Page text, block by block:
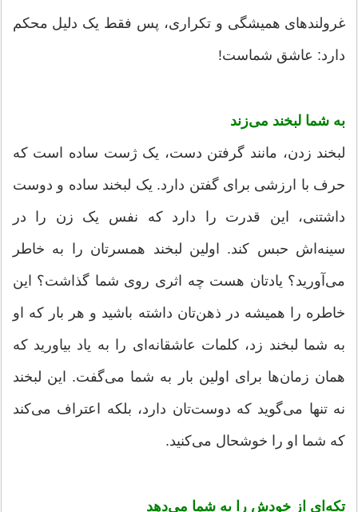
غرولندهای همیشگی و تکراری، پس فقط یک دلیل محکم
دارد: عاشق شماست!
به شما لبخند می‌زند
لبخند زدن، مانند گرفتن دست، یک ژست ساده است که
حرف با ارزشی برای گفتن دارد. یک لبخند ساده و دوست
داشتنی، این قدرت را دارد که نفس یک زن را در
سینه‌اش حبس کند. اولین لبخند همسرتان را به خاطر
می‌آورید؟ یادتان هست چه اثری روی شما گذاشت؟ این
خاطره را همیشه در ذهن‌تان داشته باشید و هر بار که او
به شما لبخند زد، کلمات عاشقانه‌ای را به یاد بیاورید که
همان زمان‌ها برای اولین بار به شما می‌گفت. این لبخند
نه تنها می‌گوید که دوست‌تان دارد، بلکه اعتراف می‌کند
که شما او را خوشحال می‌کنید.
تکه‌ای از خودش را به شما می‌دهد